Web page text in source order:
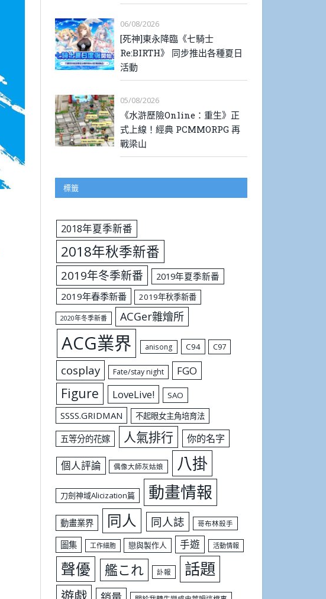
06/08/2026
[死神]東永降臨《七騎士
Re:BIRTH》 同步推出各種夏日
活動
05/08/2026
《水滸歷險Online：重生》正
式上線！經典 PCMMORPG 再
戰梁山
標籤
2018年夏季新番
2018年秋季新番
2019年冬季新番
2019年夏季新番
2019年春季新番
2019年秋季新番
2020年冬季新番 ACGer雜燴所
ACG業界 anisong C94 C97
cosplay Fate/stay night FGO
Figure LoveLive! SAO
SSSS.GRIDMAN 不起眼女主角培育法
五等分的花嫁 人氣排行 你的名字
個人評論 偶像大師灰姑娘 八掛
刀劍神域Alicization篇 動畫情報
動畫業界 同人 同人誌 哥布林殺手
圖集 工作細胞 戀與製作人 手遊 活動情報
聲優 艦これ 訃報 話題